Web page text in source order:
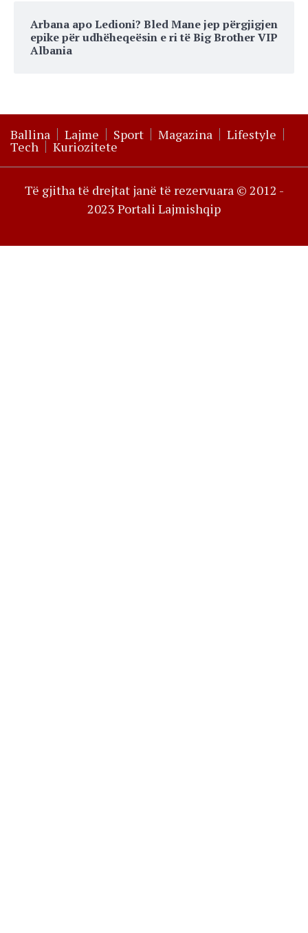
Arbana apo Ledioni? Bled Mane jep përgjigjen
epike për udhëheqeësin e ri të Big Brother VIP
Albania
Ballina Lajme Sport Magazina Lifestyle
Tech Kuriozitete
Të gjitha të drejtat janë të rezervuara © 2012 -
2023 Portali Lajmishqip